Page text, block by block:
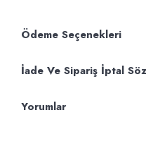
Ödeme Seçenekleri
İade Ve Sipariş İptal
Yorumlar